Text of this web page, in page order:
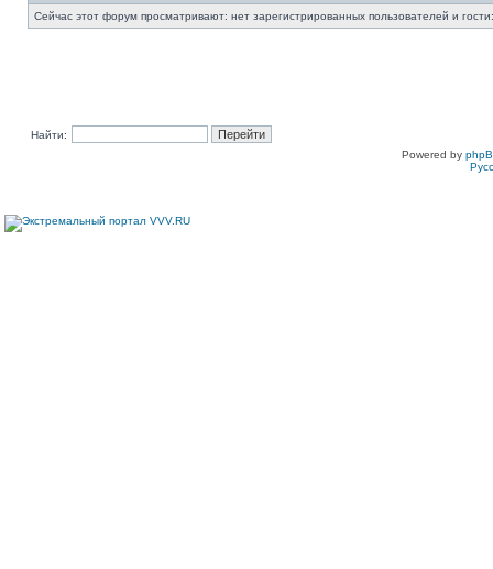
Сейчас этот форум просматривают: нет зарегистрированных пользователей и
Найти:
Powered by